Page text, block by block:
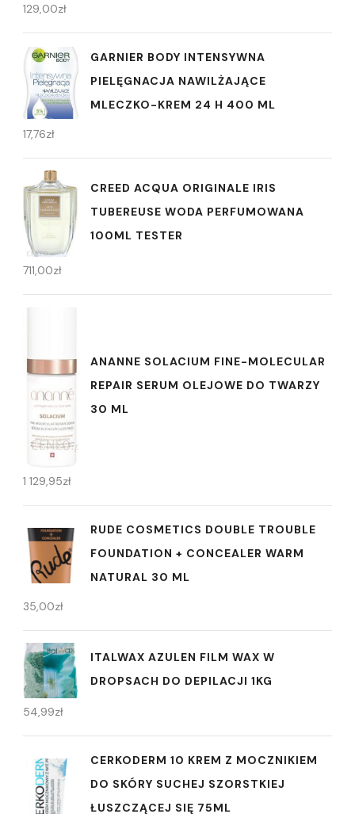
129,00zł
GARNIER BODY INTENSYWNA
PIELĘGNACJA NAWILŻAJĄCE
MLECZKO-KREM 24 H 400 ML
17,76zł
CREED ACQUA ORIGINALE IRIS
TUBEREUSE WODA PERFUMOWANA
100ML TESTER
711,00zł
ANANNE SOLACIUM FINE-MOLECULAR
REPAIR SERUM OLEJOWE DO TWARZY
30 ML
1 129,95zł
RUDE COSMETICS DOUBLE TROUBLE
FOUNDATION + CONCEALER WARM
NATURAL 30 ML
35,00zł
ITALWAX AZULEN FILM WAX W
DROPSACH DO DEPILACJI 1KG
54,99zł
CERKODERM 10 KREM Z MOCZNIKIEM
DO SKÓRY SUCHEJ SZORSTKIEJ
ŁUSZCZĄCEJ SIĘ 75ML